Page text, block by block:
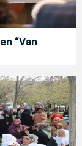
“Van